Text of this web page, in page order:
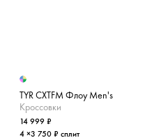
TYR CXTFM Флоу Men's
Кроссовки
14 999 ₽
4 ×3 750 ₽ сплит